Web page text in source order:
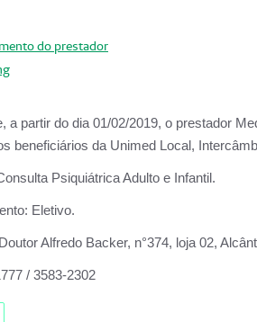
do prestador
a partir do dia 01/02/2019, o prestador
beneficiários da Unimed Local,
Psiquiátrica Adulto e Infantil.
Eletivo.
Alfredo Backer, n°374, loja 02,
/ 3583-2302